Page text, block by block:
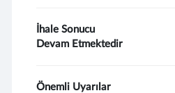
İhale Sonucu
Devam Etmektedir
Önemli Uyarılar